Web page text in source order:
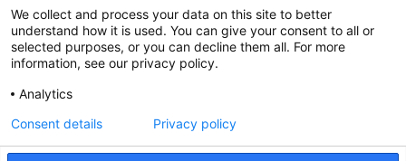
@CGTCatalunya
cgtcatalunya
CGTCatalunya
cgtcatalunya
We collect and process your data on this site to better
understand how it is used. You can give your consent to all or
selected purposes, or you can decline them all. For more
information, see our privacy policy.
Analytics
Consent details Privacy policy